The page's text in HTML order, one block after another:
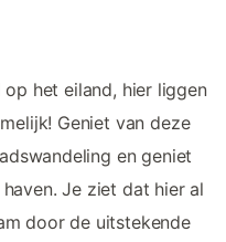
het eiland, hier liggen
Geniet van deze
en geniet
Je ziet dat hier al
door de uitstekende